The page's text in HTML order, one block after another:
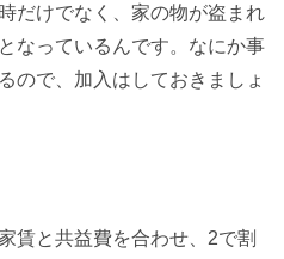
だけでなく、家の物が盗まれ
なっているんです。なにか事
ので、加入はしておきましょ
賃と共益費を合わせ、2で割